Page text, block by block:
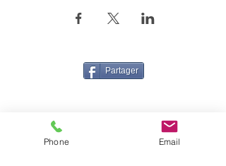
Partager
Phone Email